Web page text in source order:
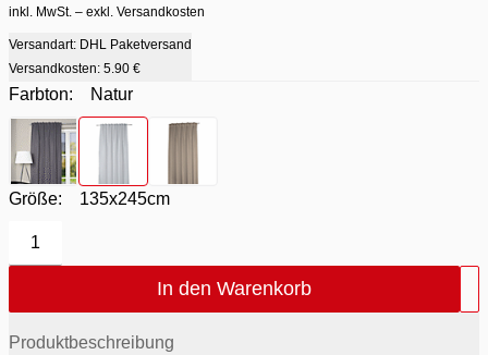
inkl. MwSt. – exkl. Versandkosten
Versandart: DHL Paketversand
Versandkosten: 5.90 €
Farbton:
Natur
Farbton- Anthrazit
Farbton - Natur
Farbton
Größe: 135x245cm
1
In den Warenkorb
Produktbeschreibung